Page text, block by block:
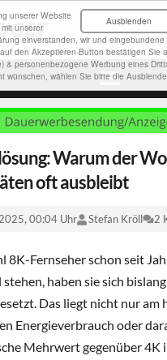
Ausblenden
unserer Website
unserer
einverstanden, wir und
den Akzeptieren-Button bestätigen Sie
& personenbezogene Werbung eines
wünschen, wählen Sie bitte die
Warum der
oft ausbleibt
00:04 Uhr Stefan Kröll 2
8K-Fernseher schon seit
stehen, haben sie sich
Das liegt nicht nur am
Energieverbrauch oder
Mehrwert gegenüber 4K